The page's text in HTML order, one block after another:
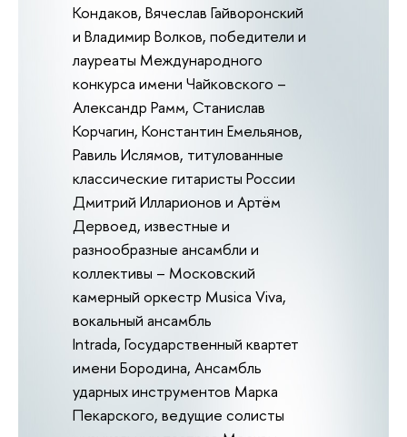
Кондаков, Вячеслав Гайворонский
и Владимир Волков, победители и
лауреаты Международного
конкурса имени Чайковского –
Александр Рамм, Станислав
Корчагин, Константин Емельянов,
Равиль Ислямов, титулованные
классические гитаристы России
Дмитрий Илларионов и Артём
Дервоед, известные и
разнообразные ансамбли и
коллективы – Московский
камерный оркестр Musica Viva,
вокальный ансамбль
Intrada, Государственный квартет
имени Бородина, Ансамбль
ударных инструментов Марка
Пекарского, ведущие солисты